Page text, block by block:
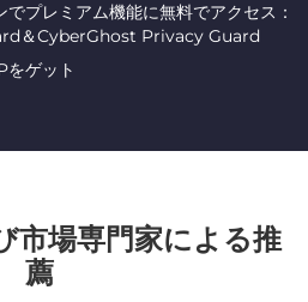
プレミアム機能に無料でアクセス：
＆CyberGhost Privacy Guard
をゲット
場専門家による推
薦